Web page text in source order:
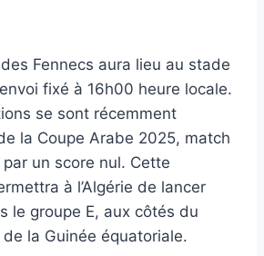
Fennecs aura lieu au stade
fixé à 16h00 heure locale.
se sont récemment
la Coupe Arabe 2025, match
par un score nul. Cette
à l’Algérie de lancer
le groupe E, aux côtés du
la Guinée équatoriale.